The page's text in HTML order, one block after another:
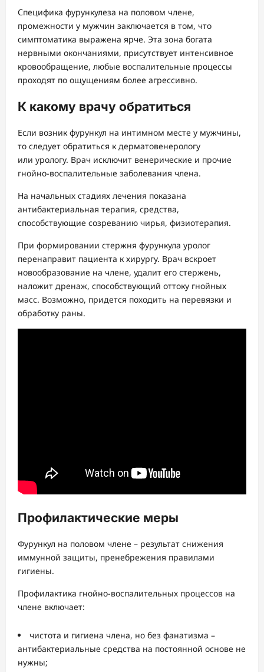
Специфика фурункулеза на половом члене,
промежности у мужчин заключается в том, что
симптоматика выражена ярче. Эта зона богата
нервными окончаниями, присутствует интенсивное
кровообращение, любые воспалительные процессы
проходят по ощущениям более агрессивно.
К какому врачу обратиться
Если возник фурункул на интимном месте у мужчины,
то следует обратиться к дерматовенерологу
или урологу. Врач исключит венерические и прочие
гнойно-воспалительные заболевания члена.
На начальных стадиях лечения показана
антибактериальная терапия, средства,
способствующие созреванию чирья, физиотерапия.
При формировании стержня фурункула уролог
перенаправит пациента к хирургу. Врач вскроет
новообразование на члене, удалит его стержень,
наложит дренаж, способствующий оттоку гнойных
масс. Возможно, придется походить на перевязки и
обработку раны.
Профилактические меры
Фурункул на половом члене – результат снижения
иммунной защиты, пренебрежения правилами
гигиены.
Профилактика гнойно-воспалительных процессов на
члене включает:
чистота и гигиена члена, но без фанатизма –
антибактериальные средства на постоянной основе не
нужны;